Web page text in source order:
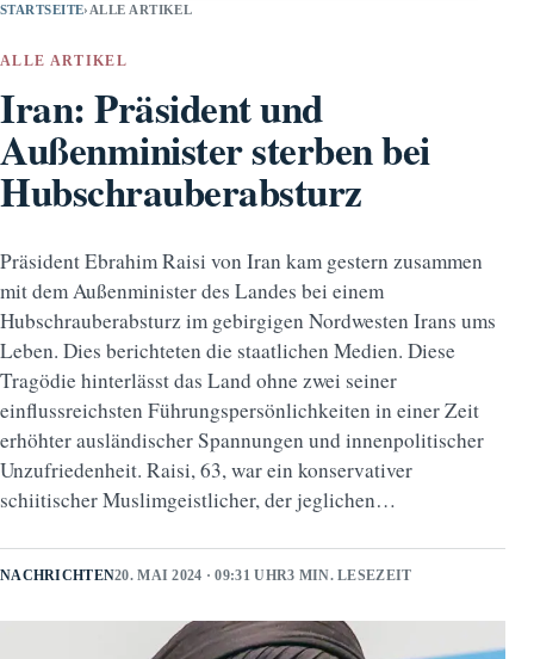
STARTSEITE› ALLE ARTIKEL
ALLE ARTIKEL
Iran: Präsident und
Außenminister sterben bei
Hubschrauberabsturz
Präsident Ebrahim Raisi von Iran kam gestern zusammen
mit dem Außenminister des Landes bei einem
Hubschrauberabsturz im gebirgigen Nordwesten Irans ums
Leben. Dies berichteten die staatlichen Medien. Diese
Tragödie hinterlässt das Land ohne zwei seiner
einflussreichsten Führungspersönlichkeiten in einer Zeit
erhöhter ausländischer Spannungen und innenpolitischer
Unzufriedenheit. Raisi, 63, war ein konservativer
schiitischer Muslimgeistlicher, der jeglichen…
NACHRICHTEN20. MAI 2024 · 09:31 UHR3 MIN. LESEZEIT